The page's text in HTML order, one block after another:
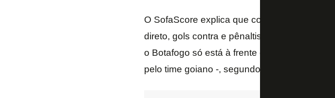
O SofaScore explica que considera erros
direto, gols contra e pênaltis cometidos. No
o Botafogo só está à frente do Goiás –
pelo time goiano -, segundo dados do